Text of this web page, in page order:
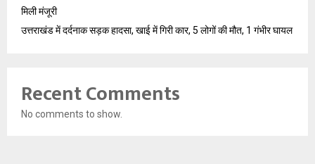
मिली मंजूरी
उत्तराखंड में दर्दनाक सड़क हादसा, खाई में गिरी कार, 5 लोगों की मौत, 1 गंभीर घायल
Recent Comments
No comments to show.